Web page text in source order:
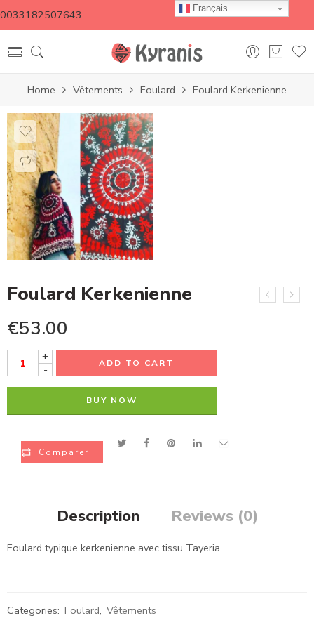
0033182507643
Home Vêtements Foulard Foulard Kerkenienne
Foulard Kerkenienne
€53.00
+
-
ADD TO CART
BUY NOW
Comparer
Description Reviews (0)
Foulard typique kerkenienne avec tissu Tayeria.
Categories: Foulard, Vêtements
Français